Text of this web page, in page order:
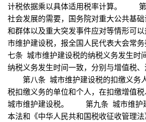
计税依据乘以具体适用税率计算。 第
社会发展的需要，国务院对重大公共基
和群体以及重大突发事件应对等情形可
市维护建设税，报全国人民代表大会
七条 城市维护建设税的纳税义务发生时
纳税义务发生时间一致，分别与增值税、
第八条 城市维护建设税的扣缴义务
税扣缴义务的单位和个人，在扣缴增值
城市维护建设税。 第九条 城市维护
本法和《中华人民共和国税收征收管理法